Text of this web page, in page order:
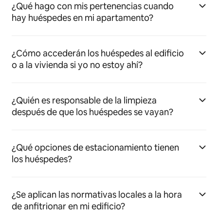
¿Qué hago con mis pertenencias cuando
hay huéspedes en mi apartamento?
¿Cómo accederán los huéspedes al edificio
o a la vivienda si yo no estoy ahí?
¿Quién es responsable de la limpieza
después de que los huéspedes se vayan?
¿Qué opciones de estacionamiento tienen
los huéspedes?
¿Se aplican las normativas locales a la hora
de anfitrionar en mi edificio?